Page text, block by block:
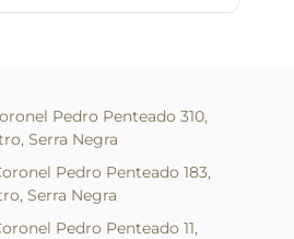
Pedro Penteado 310,
Serra Negra
Pedro Penteado 183,
Serra Negra
Pedro Penteado 11,